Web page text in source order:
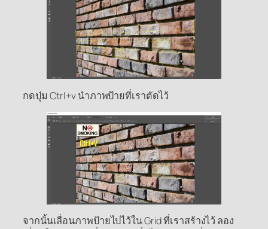
กดปุ่ม Ctrl+v นำภาพป้ายที่เราตัดไว้
จากนั้นเลื่อนภาพป้ายไปไว้ใน Grid ที่เราสร้างไว้ ลอง